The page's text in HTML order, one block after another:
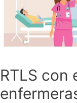
RTLS con